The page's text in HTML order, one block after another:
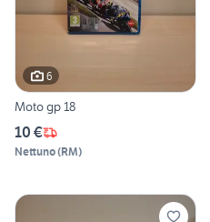
6
Moto gp 18
10 €
Nettuno(RM)